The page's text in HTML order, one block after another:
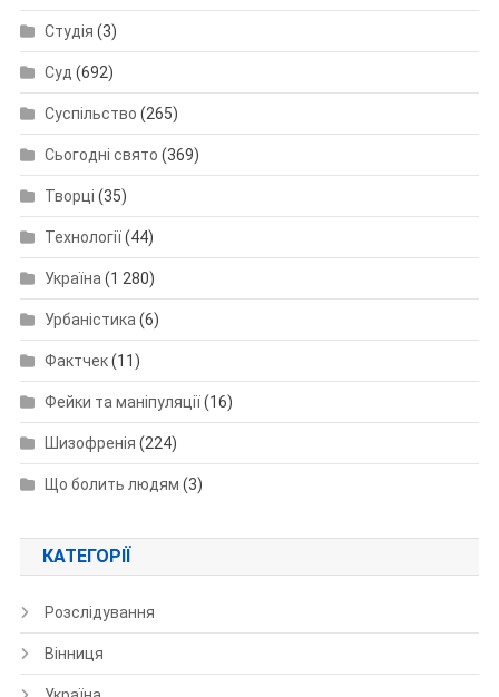
Студія (3)
Суд (692)
Суспільство (265)
Сьогодні свято (369)
Творці (35)
Технології(44)
Україна (1 280)
Урбаністика (6)
Фактчек(11)
Фейки та маніпуляції(16)
Шизофренія (224)
Що болить людям (3)
КАТЕГОРІЇ
Розслідування
Вінниця